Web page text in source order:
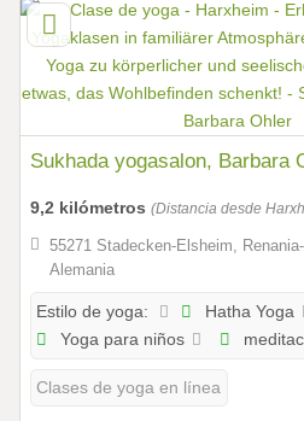
Sukhada yogasalon, Barbara
9,2 kilómetros (Distancia desde
55271 Stadecken-Elsheim,
Alemania
Estilo de yoga:
Hatha Yoga
Yoga para niños
Clases de yoga en línea